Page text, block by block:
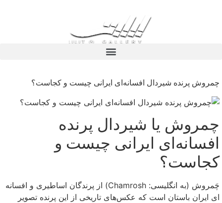
چمروش پرنده شیردال افسانه‌ای ایرانی چیست و کجاست؟
چمروش یا شیردال پرنده
افسانه‌ای ایرانی چیست و
کجاست؟
چَمروش (به انگلیسی: Chamrosh) از پرندگان اساطیری و افسانه
ای ایران باستان است که عکس‌های تاریخی از این پرنده تصویر